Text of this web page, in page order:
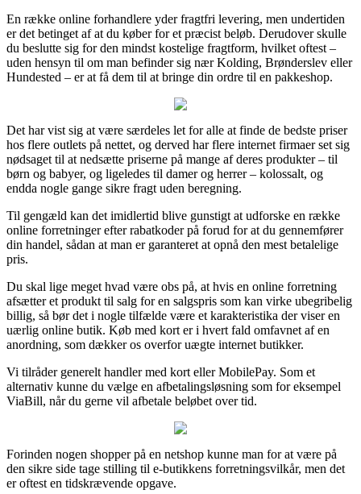
En række online forhandlere yder fragtfri levering, men undertiden
er det betinget af at du køber for et præcist beløb. Derudover skulle
du beslutte sig for den mindst kostelige fragtform, hvilket oftest –
uden hensyn til om man befinder sig nær Kolding, Brønderslev eller
Hundested – er at få dem til at bringe din ordre til en pakkeshop.
Det har vist sig at være særdeles let for alle at finde de bedste priser
hos flere outlets på nettet, og derved har flere internet firmaer set sig
nødsaget til at nedsætte priserne på mange af deres produkter – til
børn og babyer, og ligeledes til damer og herrer – kolossalt, og
endda nogle gange sikre fragt uden beregning.
Til gengæld kan det imidlertid blive gunstigt at udforske en række
online forretninger efter rabatkoder på forud for at du gennemfører
din handel, sådan at man er garanteret at opnå den mest betalelige
pris.
Du skal lige meget hvad være obs på, at hvis en online forretning
afsætter et produkt til salg for en salgspris som kan virke ubegribelig
billig, så bør det i nogle tilfælde være et karakteristika der viser en
uærlig online butik. Køb med kort er i hvert fald omfavnet af en
anordning, som dækker os overfor uægte internet butikker.
Vi tilråder generelt handler med kort eller MobilePay. Som et
alternativ kunne du vælge en afbetalingsløsning som for eksempel
ViaBill, når du gerne vil afbetale beløbet over tid.
Forinden nogen shopper på en netshop kunne man for at være på
den sikre side tage stilling til e-butikkens forretningsvilkår, men det
er oftest en tidskrævende opgave.